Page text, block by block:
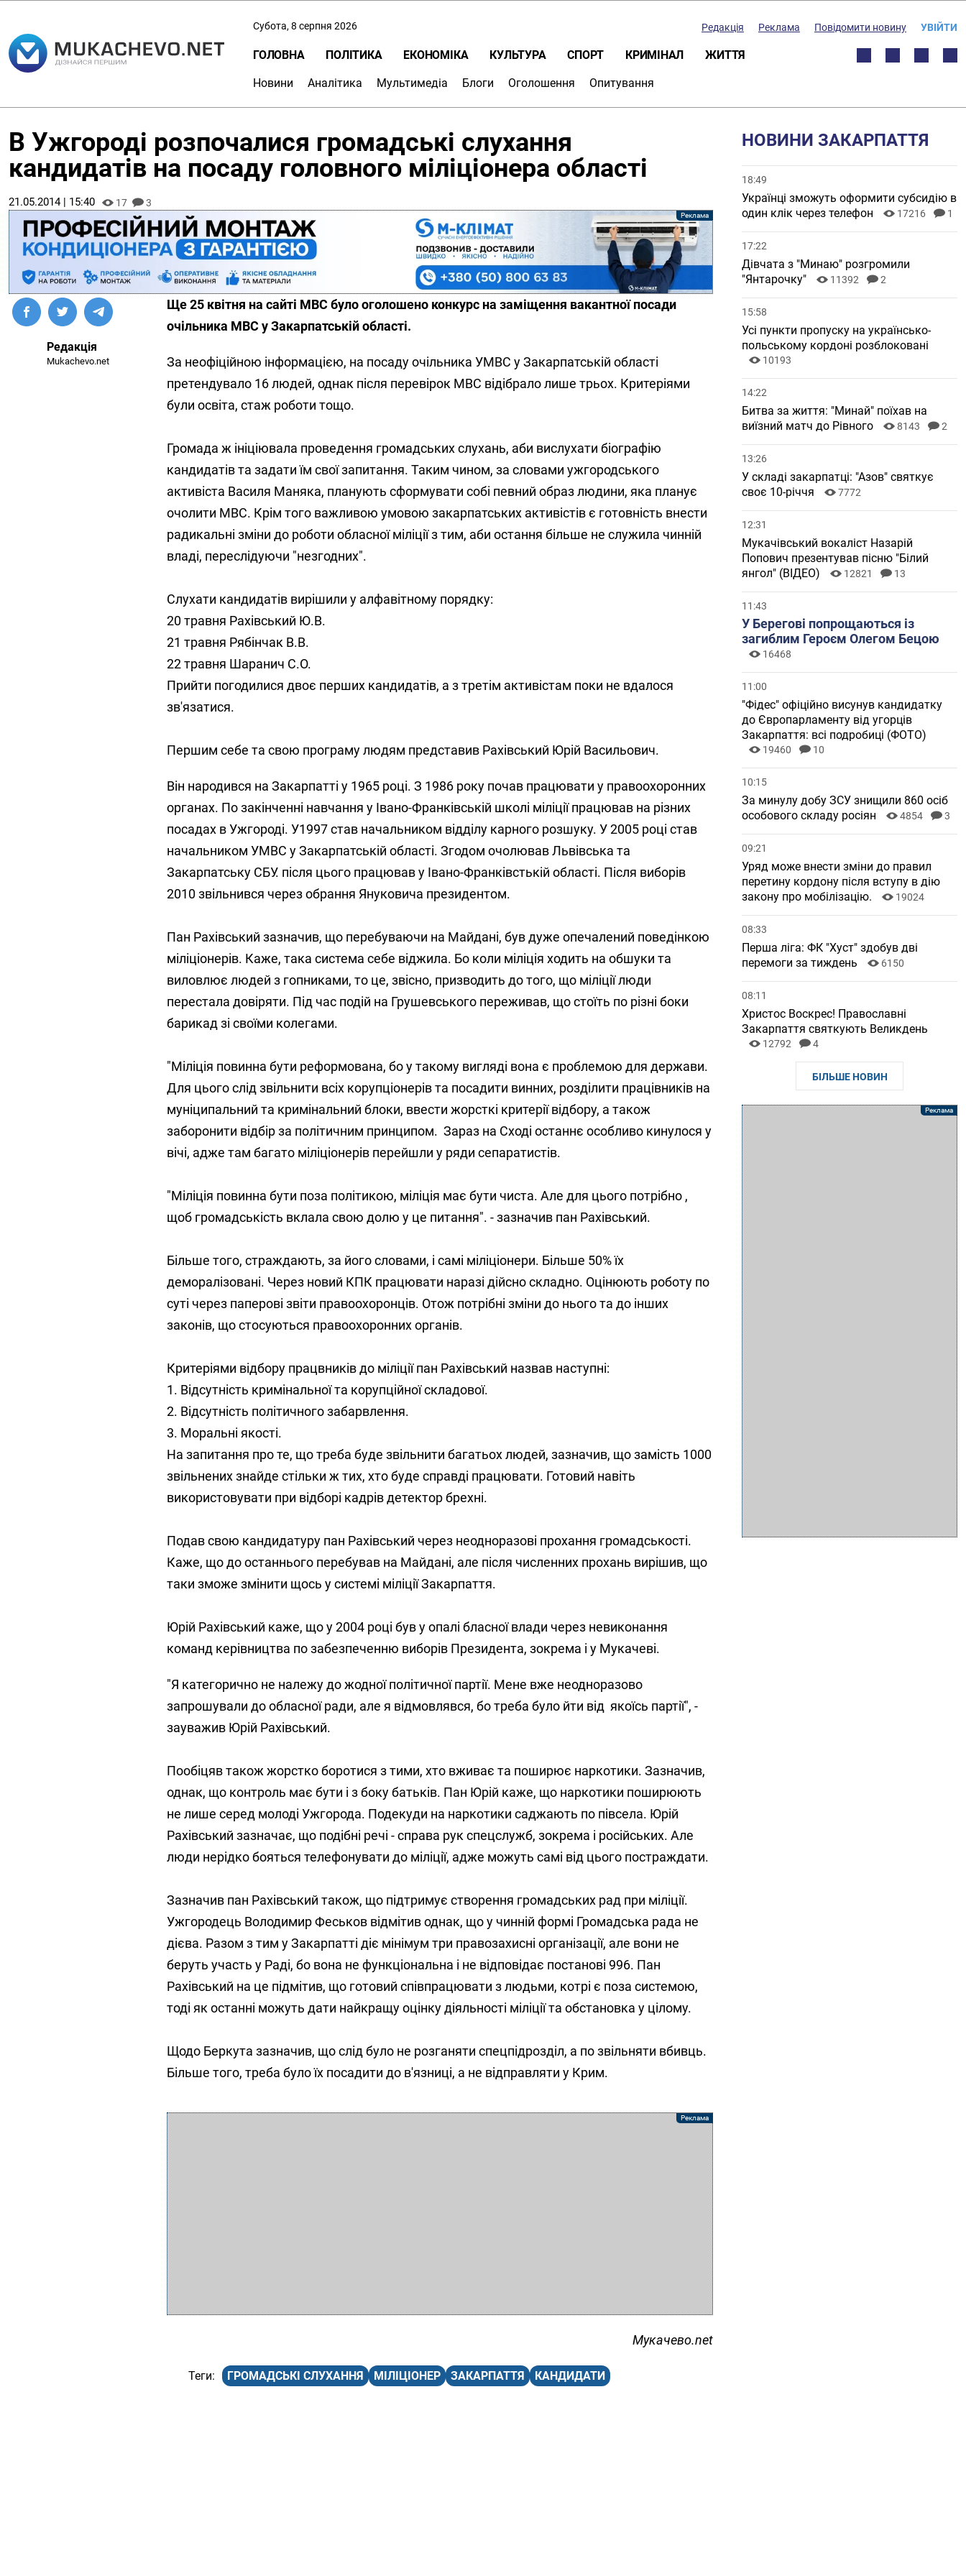
Субота, 8 серпня 2026 Редакція Реклама Повідомити новину УВІЙТИ
ГОЛОВНА ПОЛІТИКА ЕКОНОМІКА КУЛЬТУРА СПОРТ КРИМІНАЛ ЖИТТЯ
Новини Аналітика Мультимедіа Блоги Оголошення Опитування
В Ужгороді розпочалися громадські слухання
кандидатів на посаду головного міліціонера області
21.05.2014 | 15:40 17 3
Редакція
Mukachevo.net
Ще 25 квітня на сайті МВС було оголошено конкурс на заміщення вакантної посади
очільника МВС у Закарпатській області.
За неофіційною інформацією, на посаду очільника УМВС у Закарпатській області
претендувало 16 людей, однак після перевірок МВС відібрало лише трьох. Критеріями
були освіта, стаж роботи тощо.
Громада ж ініціювала проведення громадських слухань, аби вислухати біографію
кандидатів та задати їм свої запитання. Таким чином, за словами ужгородського
активіста Василя Маняка, планують сформувати собі певний образ людини, яка планує
очолити МВС. Крім того важливою умовою закарпатських активістів є готовність внести
радикальні зміни до роботи обласної міліції з тим, аби остання більше не служила чинній
владі, переслідуючи "незгодних".
Слухати кандидатів вирішили у алфавітному порядку:
20 травня Рахівський Ю.В.
21 травня Рябінчак В.В.
22 травня Шаранич С.О.
Прийти погодилися двоє перших кандидатів, а з третім активістам поки не вдалося
зв'язатися.
Першим себе та свою програму людям представив Рахівський Юрій Васильович.
Він народився на Закарпатті у 1965 році. З 1986 року почав працювати у правоохоронних
органах. По закінченні навчання у Івано-Франківській школі міліції працював на різних
посадах в Ужгороді. У1997 став начальником відділу карного розшуку. У 2005 році став
начальником УМВС у Закарпатській області. Згодом очолював Львівська та
Закарпатську СБУ. після цього працював у Івано-Франківстькій області. Після виборів
2010 звільнився через обрання Януковича президентом.
Пан Рахівський зазначив, що перебуваючи на Майдані, був дуже опечалений поведінкою
міліціонерів. Каже, така система себе віджила. Бо коли міліція ходить на обшуки та
виловлює людей з гопниками, то це, звісно, призводить до того, що міліції люди
перестала довіряти. Під час подій на Грушевського переживав, що стоїть по різні боки
барикад зі своїми колегами.
"Міліція повинна бути реформована, бо у такому вигляді вона є проблемою для держави.
Для цього слід звільнити всіх корупціонерів та посадити винних, розділити працівників на
муніципальний та кримінальний блоки, ввести жорсткі критерії відбору, а також
заборонити відбір за політичним принципом. Зараз на Сході останнє особливо кинулося у
вічі, адже там багато міліціонерів перейшли у ряди сепаратистів.
"Міліція повинна бути поза політикою, міліція має бути чиста. Але для цього потрібно ,
щоб громадськість вклала свою долю у це питання". - зазначив пан Рахівський.
Більше того, страждають, за його словами, і самі міліціонери. Більше 50% їх
деморалізовані. Через новий КПК працювати наразі дійсно складно. Оцінюють роботу по
суті через паперові звіти правоохоронців. Отож потрібні зміни до нього та до інших
законів, що стосуються правоохоронних органів.
Критеріями відбору працвників до міліції пан Рахівський назвав наступні:
1. Відсутність кримінальної та корупційної складової.
2. Відсутність політичного забарвлення.
3. Моральні якості.
На запитання про те, що треба буде звільнити багатьох людей, зазначив, що замість 1000
звільнених знайде стільки ж тих, хто буде справді працювати. Готовий навіть
використовувати при відборі кадрів детектор брехні.
Подав свою кандидатуру пан Рахівський через неодноразові прохання громадськості.
Каже, що до останнього перебував на Майдані, але після численних прохань вирішив, що
таки зможе змінити щось у системі міліції Закарпаття.
Юрій Рахівський каже, що у 2004 році був у опалі бласної влади через невиконання
команд керівництва по забезпеченню виборів Президента, зокрема і у Мукачеві.
"Я категорично не належу до жодної політичної партії. Мене вже неодноразово
запрошували до обласної ради, але я відмовлявся, бо треба було йти від якоїсь партії", -
зауважив Юрій Рахівський.
Пообіцяв також жорстко боротися з тими, хто вживає та поширює наркотики. Зазначив,
однак, що контроль має бути і з боку батьків. Пан Юрій каже, що наркотики поширюють
не лише серед молоді Ужгорода. Подекуди на наркотики саджають по півсела. Юрій
Рахівський зазначає, що подібні речі - справа рук спецслужб, зокрема і російських. Але
люди нерідко бояться телефонувати до міліції, адже можуть самі від цього постраждати.
Зазначив пан Рахівський також, що підтримує створення громадських рад при міліції.
Ужгородець Володимир Феськов відмітив однак, що у чинній формі Громадська рада не
дієва. Разом з тим у Закарпатті діє мінімум три правозахисні організації, але вони не
беруть участь у Раді, бо вона не функціональна і не відповідає постанові 996. Пан
Рахівський на це підмітив, що готовий співпрацювати з людьми, котрі є поза системою,
тоді як останні можуть дати найкращу оцінку діяльності міліції та обстановка у цілому.
Щодо Беркута зазначив, що слід було не розганяти спецпідрозділ, а по звільняти вбивць.
Більше того, треба було їх посадити до в'язниці, а не відправляти у Крим.
Мукачево.net
ГРОМАДСЬКІ СЛУХАННЯ МІЛІЦІОНЕР ЗАКАРПАТТЯ КАНДИДАТИ
НОВИНИ ЗАКАРПАТТЯ
18:49
Українці зможуть оформити субсидію в
один клік через телефон
17216 1
17:22
Дівчата з "Минаю" розгромили
"Янтарочку"
11392 2
15:58
Усі пункти пропуску на українсько-
польському кордоні розблоковані
10193
14:22
Битва за життя: "Минай" поїхав на
виїзний матч до Рівного
8143 2
13:26
У складі закарпатці: "Азов" святкує
своє 10-річчя
7772
12:31
Мукачівський вокаліст Назарій
Попович презентував пісню "Білий
янгол" (ВІДЕО)
12821 13
11:43
У Берегові попрощаються із
загиблим Героєм Олегом Бецою
16468
11:00
"Фідес" офіційно висунув кандидатку
до Європарламенту від угорців
Закарпаття: всі подробиці (ФОТО)
19460 10
10:15
За минулу добу ЗСУ знищили 860 осіб
особового складу росіян
4854 3
09:21
Уряд може внести зміни до правил
перетину кордону після вступу в дію
закону про мобілізацію.
19024
08:33
Перша ліга: ФК "Хуст" здобув дві
перемоги за тиждень
6150
08:11
Христос Воскрес! Православні
Закарпаття святкують Великдень
12792 4
БІЛЬШЕ НОВИН